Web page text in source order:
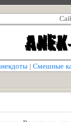
| Смешные